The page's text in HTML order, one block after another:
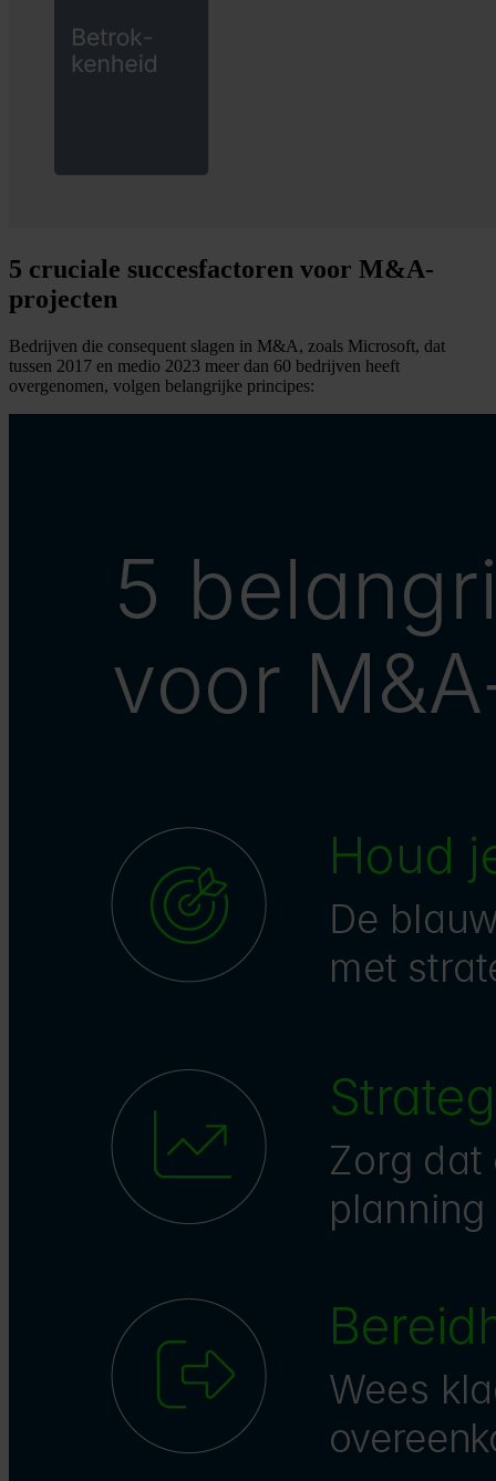
5 cruciale succesfactoren voor M&A-
projecten
Bedrijven die consequent slagen in M&A, zoals Microsoft, dat
tussen 2017 en medio 2023 meer dan 60 bedrijven heeft
overgenomen, volgen belangrijke principes: